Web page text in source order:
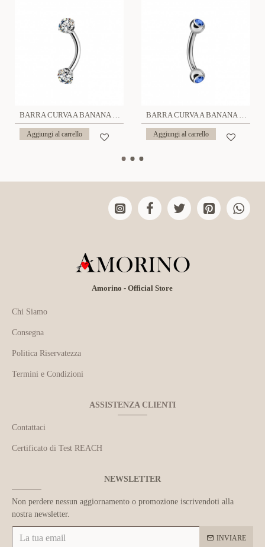
BARRA CURVA A BANANA CON ZIRCONIA - 6621124079846/79839
Aggiungi al carrello
BARRA CURVA A BANANA SFERA CON STRASS - 6621124067959/67942/67928/67911/67966/80187/80170
Aggiungi al carrello
Amorino - Official Store
Chi Siamo
Consegna
Politica Riservatezza
Termini e Condizioni
ASSISTENZA CLIENTI
Contattaci
Certificato di Test REACH
NEWSLETTER
Non perdere nessun aggiornamento o promozione iscrivendoti alla
nostra newsletter.
INVIARE